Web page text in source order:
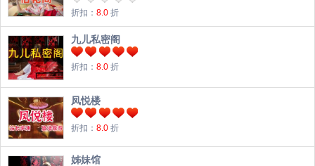
折扣： 8.0 折
九儿私密阁
折扣： 8.0 折
凤悦楼
折扣： 8.0 折
姊妹馆